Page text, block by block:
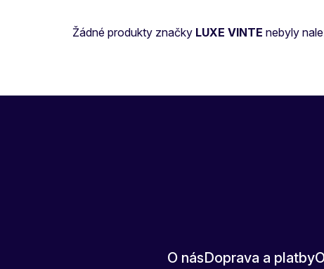
Žádné produkty značky LUXE VINTE nebyly
O násDoprava a platby